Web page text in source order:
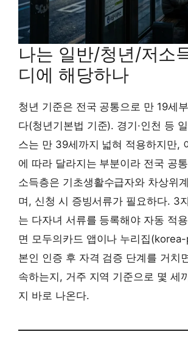
나는 일반/청년/저소
디에 해당하나
청년 기준은 전국 공통으로 만 19세
다(청년기본법 기준). 경기·인천 등
스는 만 39세까지 넓혀 적용하지만,
에 따라 달라지는 부분이라 전국 공
소득층은 기초생활수급자와 차상위
며, 신청 시 증빙서류가 필요하다. 3
는 다자녀 서류를 등록해야 자동 적
면 모두의카드 앱이나 누리집
본인 인증 후 자격 검증 단계를 거치
속하는지, 거주 지역 기준으로 몇 세
지 바로 나온다.